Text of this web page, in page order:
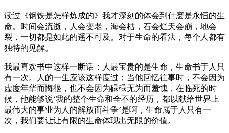
读过《钢铁是怎样炼成的》我才深刻的体会到什麽是永恒的生
命。时间会流逝，人会变老，海会枯，石会烂天会崩，地会
裂，一切都是如此的遥不可及。对于生命的看法，每个人都有
独特的见解。
我最喜欢书中这样一断话；人最宝贵的是生命，生命书于人只
有一次。人的一生应该这样度过；当他回忆往事时，不会因为
虚度年华而悔很，也不会因为碌碌无为而羞愧，在临死的时
候，他能够说‘我的整个生命和全不的经历，都以献给世界上
最伟大的事业为人的解放而斗争’是啊，生命属于人只有一
次，我们要让让有限的生命体现出无限的价值。